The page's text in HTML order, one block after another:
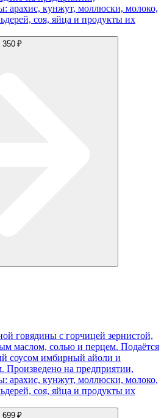
арахис, кунжут, моллюски, молоко,
соя, яйца и продукты их
350 ₽
говядины с горчицей зернистой,
маслом, солью и перцем. Подаётся
соусом имбирный айоли и
Произведено на предприятии,
арахис, кунжут, моллюски, молоко,
соя, яйца и продукты их
699 ₽